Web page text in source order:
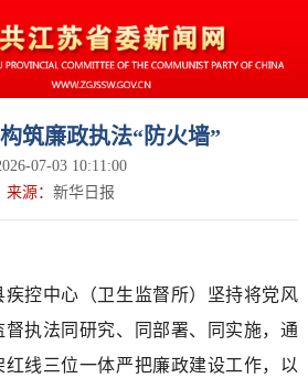
筑廉政执法“防火墙”
07-03 10:11:00
来源： 新华日报
控中心（卫生监督所）坚持将党风
执法同研究、同部署、同实施，通
线三位一体严把廉政建设工作，以